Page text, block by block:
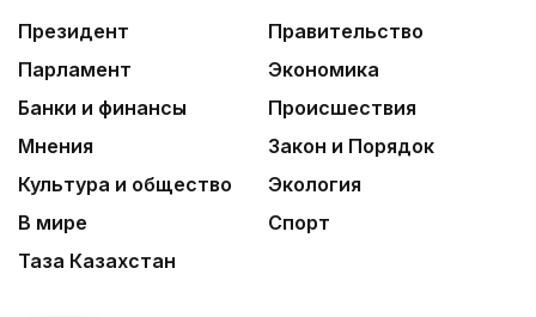
Президент
Правительство
Парламент
Экономика
Банки и финансы
Происшествия
Мнения
Закон и Порядок
Культура и общество
Экология
В мире
Спорт
Таза Казахстан